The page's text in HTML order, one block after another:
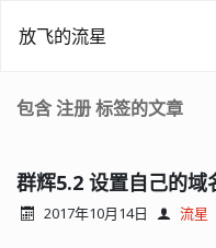
放飞的流星
包含 注册 标签的文章
群辉5.2 设置自己的
2017年10月14日 流星